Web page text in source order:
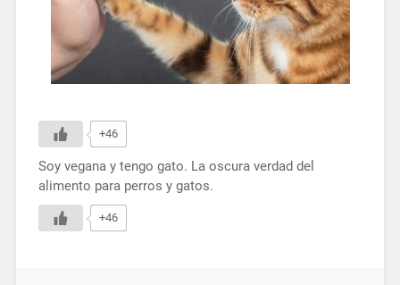
+46
Soy vegana y tengo gato. La oscura verdad del
alimento para perros y gatos.
+46